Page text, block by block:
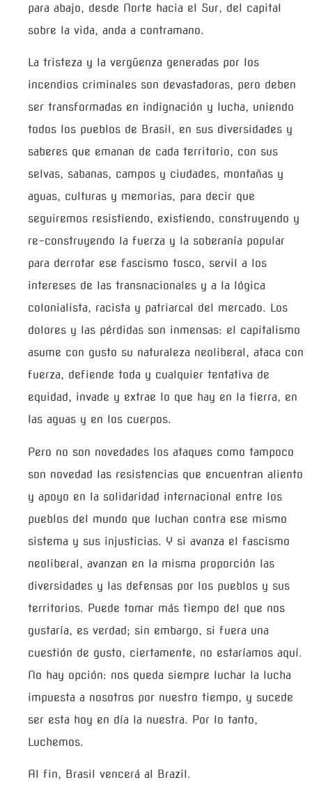
para abajo, desde Norte hacia el Sur, del capital
sobre la vida, anda a contramano.
La tristeza y la vergüenza generadas por los
incendios criminales son devastadoras, pero deben
ser transformadas en indignación y lucha, uniendo
todos los pueblos de Brasil, en sus diversidades y
saberes que emanan de cada territorio, con sus
selvas, sabanas, campos y ciudades, montañas y
aguas, culturas y memorias, para decir que
seguiremos resistiendo, existiendo, construyendo y
re-construyendo la fuerza y la soberanía popular
para derrotar ese fascismo tosco, servil a los
intereses de las transnacionales y a la lógica
colonialista, racista y patriarcal del mercado. Los
dolores y las pérdidas son inmensas: el capitalismo
asume con gusto su naturaleza neoliberal, ataca con
fuerza, defiende toda y cualquier tentativa de
equidad, invade y extrae lo que hay en la tierra, en
las aguas y en los cuerpos.
Pero no son novedades los ataques como tampoco
son novedad las resistencias que encuentran aliento
y apoyo en la solidaridad internacional entre los
pueblos del mundo que luchan contra ese mismo
sistema y sus injusticias. Y si avanza el fascismo
neoliberal, avanzan en la misma proporción las
diversidades y las defensas por los pueblos y sus
territorios. Puede tomar más tiempo del que nos
gustaría, es verdad; sin embargo, si fuera una
cuestión de gusto, ciertamente, no estaríamos aquí.
No hay opción: nos queda siempre luchar la lucha
impuesta a nosotros por nuestro tiempo, y sucede
ser esta hoy en día la nuestra. Por lo tanto,
Luchemos.
Al fin, Brasil vencerá al Brazil.